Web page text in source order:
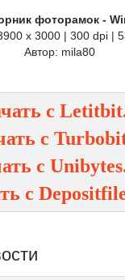
фоторамок -
x 3000 | 300 dpi |
Автор: mila80
с
с
с
с